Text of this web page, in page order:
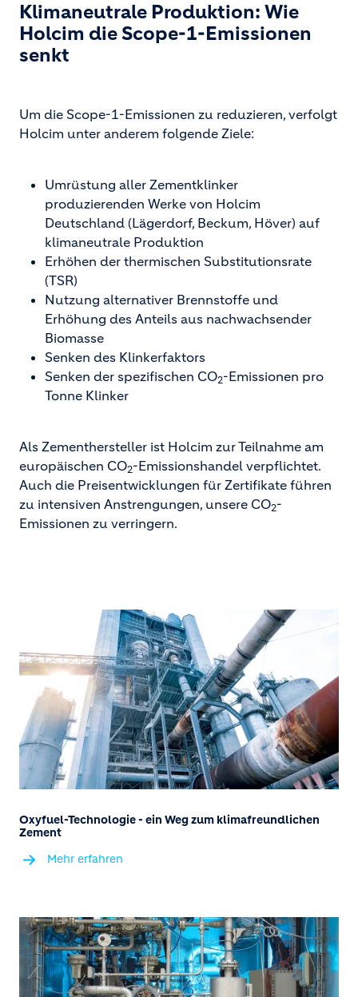
Klimaneutrale Produktion: Wie
Holcim die Scope-1-Emissionen
senkt
Um die Scope-1-Emissionen zu reduzieren, verfolgt
Holcim unter anderem folgende Ziele:
Umrüstung aller Zementklinker
produzierenden Werke von Holcim
Deutschland (Lägerdorf, Beckum, Höver) auf
klimaneutrale Produktion
Erhöhen der thermischen Substitutionsrate
(TSR)
Nutzung alternativer Brennstoffe und
Erhöhung des Anteils aus nachwachsender
Biomasse
Senken des Klinkerfaktors
Senken der spezifischen CO2-Emissionen pro
Tonne Klinker
Als Zementhersteller ist Holcim zur Teilnahme am
europäischen CO2-Emissionshandel verpflichtet.
Auch die Preisentwicklungen für Zertifikate führen
zu intensiven Anstrengungen, unsere CO2-
Emissionen zu verringern.
Oxyfuel-Technologie - ein Weg zum klimafreundlichen
Zement
Mehr erfahren